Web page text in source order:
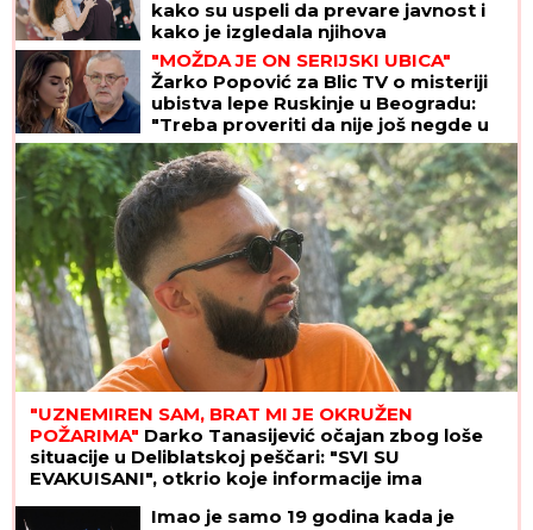
kako su uspeli da prevare javnost i
kako je izgledala njihova
GLAMUROZNA SVADBA
"MOŽDA JE ON SERIJSKI UBICA"
Žarko Popović za Blic TV o misteriji
ubistva lepe Ruskinje u Beogradu:
"Treba proveriti da nije još negde u
Srbiji napravio neko ZLO"
"UZNEMIREN SAM, BRAT MI JE OKRUŽEN
POŽARIMA" Darko Tanasijević očajan zbog loše
situacije u Deliblatskoj peščari: "SVI SU
EVAKUISANI", otkrio koje informacije ima
Imao je samo 19 godina kada je